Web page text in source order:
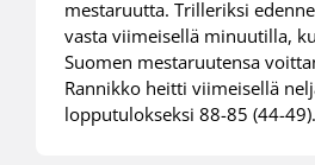
mestaruutta. Trilleriksi
vasta viimeisellä minuutilla,
Suomen mestaruutensa
Rannikko heitti viimeisellä
lopputulokseksi 88-85 (44-49).